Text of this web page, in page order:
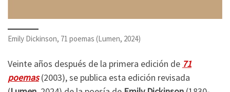
Emily Dickinson, 71 poemas (Lumen, 2024)
Veinte años después de la primera edición de 71
poemas(2003), se publica esta edición revisada